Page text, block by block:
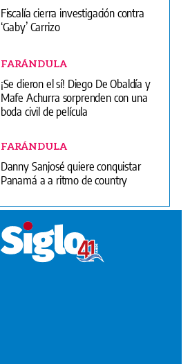
Fiscalía cierra investigación contra
‘Gaby’ Carrizo
FARÁNDULA
¡Se dieron el sí! Diego De Obaldía y
Mafe Achurra sorprenden con una
boda civil de película
FARÁNDULA
Danny Sanjosé quiere conquistar
Panamá a a ritmo de country